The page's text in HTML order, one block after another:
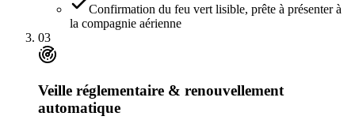
Confirmation du feu vert lisible, prête à présenter à
la compagnie aérienne
03
Veille réglementaire & renouvellement
automatique